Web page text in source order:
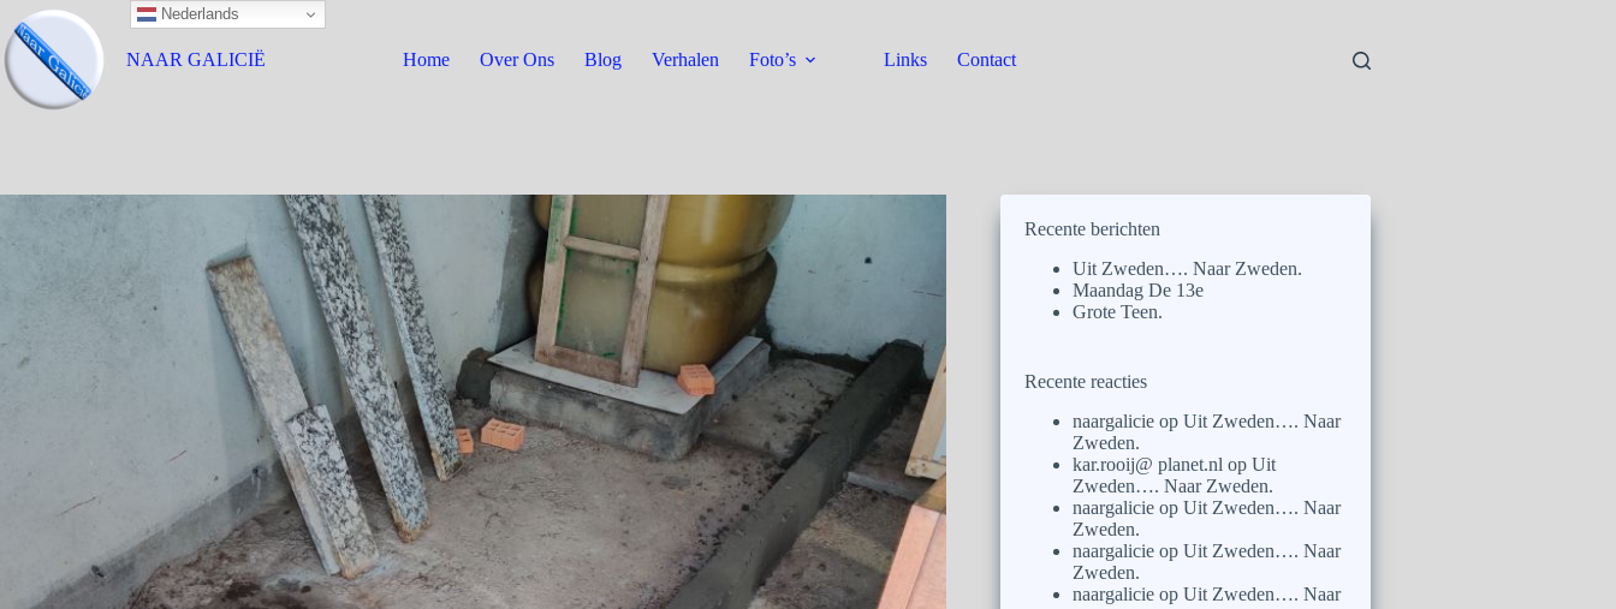
NAAR GALICIË Home Over Ons Blog Verhalen Foto’s Links Contact
Recente berichten
Uit Zweden…. Naar Zweden.
Maandag De 13e
Grote Teen.
Recente reacties
naargalicie opUit Zweden…. Naar
Zweden.
kar.rooij@ planet.nl opUit
Zweden…. Naar Zweden.
naargalicie opUit Zweden…. Naar
Zweden.
naargalicie opUit Zweden…. Naar
Zweden.
naargalicie opUit Zweden…. Naar
Nederlands